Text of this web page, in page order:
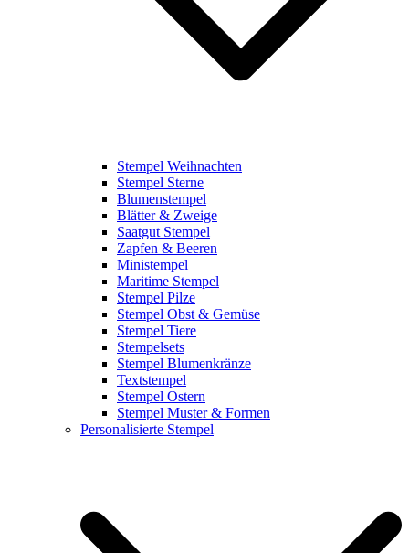
Stempel Weihnachten
Stempel Sterne
Blumenstempel
Blätter & Zweige
Saatgut Stempel
Zapfen & Beeren
Ministempel
Maritime Stempel
Stempel Pilze
Stempel Obst & Gemüse
Stempel Tiere
Stempelsets
Stempel Blumenkränze
Textstempel
Stempel Ostern
Stempel Muster & Formen
Personalisierte Stempel